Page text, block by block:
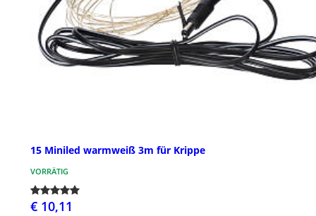
15 Miniled warmweiß 3m für Krippe
VORRÄTIG
€ 10,11